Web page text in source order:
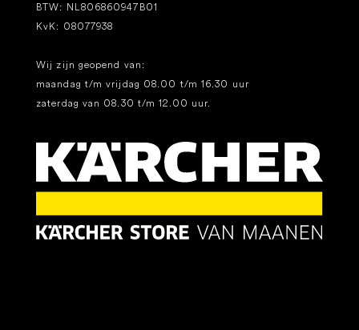
BTW: NL806860947B01
KvK: 08077938
Wij zijn geopend van:
maandag t/m vrijdag 08.00 t/m 16.30 uur
zaterdag van 08.30 t/m 12.00 uur.